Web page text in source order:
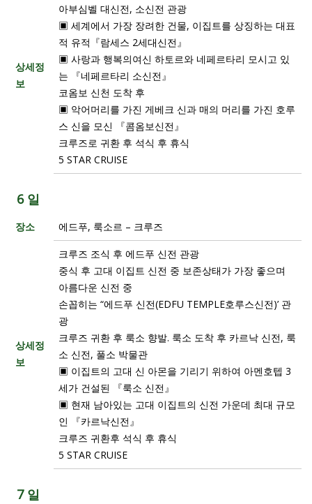
상세정
보
아부심벨 대신전, 소신전 관광
▣ 세계에서 가장 장려한 건물, 이집트를 상징하는 대표
적 유적『람세스 2세대신전』
▣ 사랑과 행복의여신 하토르와 네페르타리 모시고 있
는 『네페르타리 소신전』
코옴보 신천 도착 후
▣ 악어머리를 가진 게베크 신과 매의 머리를 가진 호루
스 신을 모신 『콤옴보신전』
크루즈로 귀환 후 석식 후 휴식
5 STAR CRUISE
6 일
장소 에드푸, 룩소르 – 크루즈
상세정
보
크루즈 조식 후 에드푸 신전 관광
중식 후 고대 이집트 신전 중 보존상태가 가장 좋으며
아름다운 신전 중
손꼽히는 “에드푸 신전(EDFU TEMPLE호루스신전)’ 관
광
크루즈 귀환 후 룩소 향발. 룩소 도착 후 카르낙 신전, 룩
소 신전, 풀소 박물관
▣ 이집트의 고대 신 아몬을 기리기 위하여 아멘호텝 3
세가 건설된 『룩소 신전』
▣ 현재 남아있는 고대 이집트의 신전 가운데 최대 규모
인 『카르낙신전』
크루즈 귀환후 석식 후 휴식
5 STAR CRUISE
7 일